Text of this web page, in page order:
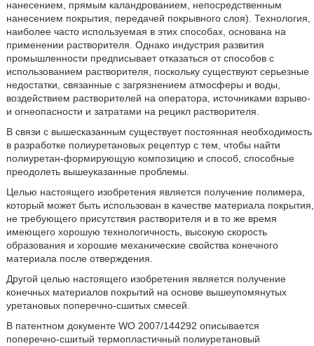
нанесением, прямым каландрованием, непосредственным
нанесением покрытия, передачей покрывного слоя). Технология,
наиболее часто используемая в этих способах, основана на
применении растворителя. Однако индустрия развития
промышленности предписывает отказаться от способов с
использованием растворителя, поскольку существуют серьезные
недостатки, связанные с загрязнением атмосферы и воды,
воздействием растворителей на оператора, источниками взрыво-
и огнеопасности и затратами на рецикл растворителя.
В связи с вышесказанным существует постоянная необходимость
в разработке полиуретановых рецептур с тем, чтобы найти
полиуретан-формирующую композицию и способ, способные
преодолеть вышеуказанные проблемы.
Целью настоящего изобретения является получение полимера,
который может быть использован в качестве материала покрытия,
не требующего присутствия растворителя и в то же время
имеющего хорошую технологичность, высокую скорость
образования и хорошие механические свойства конечного
материала после отверждения.
Другой целью настоящего изобретения является получение
конечных материалов покрытий на основе вышеупомянутых
уретановых поперечно-сшитых смесей.
В патентном документе WO 2007/144292 описывается
поперечно-сшитый термопластичный полиуретановый